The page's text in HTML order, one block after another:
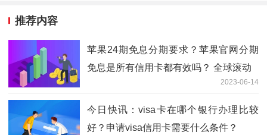
推荐内容
苹果24期免息分期要求？苹果官网分期
免息是所有信用卡都有效吗？ 全球滚动
2023-06-14
今日快讯：visa卡在哪个银行办理比较
好？申请visa信用卡需要什么条件？